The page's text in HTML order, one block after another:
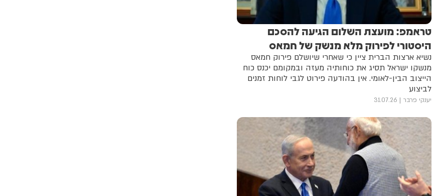
טראמפ: מועצת השלום הגיעה להסכם
היסטורי לפירוק מלא מנשק של חמאס
נשיא ארצות הברית ציין כי שאחרי שיושלם פירוק חמאס
מנשקו ישראל תסיג את כוחותיה מעזה ובמקומם יכנס כוח
הייצוב הבין-לאומי. אין בהודעה פירוט לגבי לוחות זמנים
לביצוע
יענקי פרבר 31.07.26